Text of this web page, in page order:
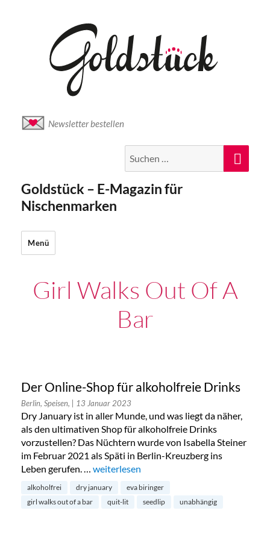
Newsletter bestellen
nach:
Goldstück – E-Magazin für
Nischenmarken
Menü
Girl Walks Out Of A
Bar
Der Online-Shop für alkoholfreie Drinks
Berlin, Speisen, | 13 Januar 2023
Dry January ist in aller Munde, und was liegt da näher,
als den ultimativen Shop für alkoholfreie Drinks
vorzustellen? Das Nüchtern wurde von Isabella Steiner
im Februar 2021 als Späti in Berlin-Kreuzberg ins
Leben gerufen. … „Der Online-Shop für alkoholfreie Drinks“
weiterlesen
alkoholfrei dry january
eva biringer
girl walks out of a bar
quit-lit seedlip unabhängig